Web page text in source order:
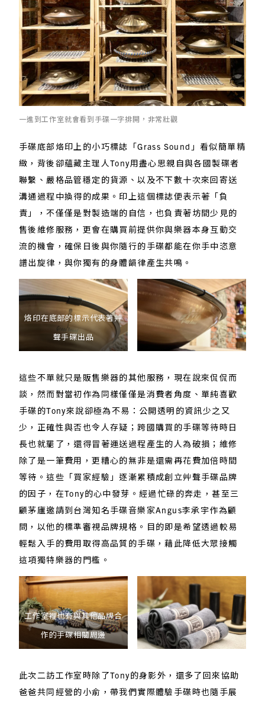
一進到工作室就會看到手碟一字排開，非常壯觀
手碟底部烙印上的小巧標誌「Grass Sound」看似簡單精
緻，背後卻蘊藏主理人Tony用盡心思親自與各國製碟者
聯繫、嚴格品管穩定的貨源、以及不下數十次來回寄送
溝通過程中換得的成果。印上這個標誌便表示著「負
責」，不僅僅是對製造端的自信，也負責著坊間少見的
售後維修服務，更會在購買前提供你與樂器本身互動交
流的機會，確保日後與你隨行的手碟都能在你手中恣意
譜出旋律，與你獨有的身體韻律產生共鳴。
烙印在底部的標示代表著艸
聲手碟出品
這些不單就只是販售樂器的其他服務，現在說來侃侃而
談，然而對當初作為同樣僅僅是消費者角度、單純喜歡
手碟的Tony來說卻極為不易：公開透明的資訊少之又
少，正確性與否也令人存疑；跨國購買的手碟等待時日
長也就罷了，還得冒著運送過程產生的人為破損；維修
除了是一筆費用，更糟心的無非是還需再花費加倍時間
等待。這些「買家經驗」逐漸累積成創立艸聲手碟品牌
的因子，在Tony的心中發芽。經過忙碌的奔走，甚至三
顧茅廬邀請到台灣知名手碟音樂家Angus李承宇作為顧
問，以他的標準審視品牌規格。目的即是希望透過較易
輕鬆入手的費用取得高品質的手碟，藉此降低大眾接觸
這項獨特樂器的門檻。
工作室裡也有與其他品牌合
作的手碟相關周邊
此次二訪工作室時除了Tony的身影外，還多了回來協助
爸爸共同經營的小俞，帶我們實際體驗手碟時也隨手展